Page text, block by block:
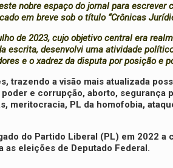
nobre espaço do jornal para
em breve sob o título “Crônicas
de 2023, cujo objetivo central era
escrita, desenvolvi uma atividade
e o xadrez da disputa por posição e
trazendo a visão mais atualizada
e corrupção, aborto, segurança
meritocracia, PL da homofobia,
do Partido Liberal (PL) em 2022 a
as eleições de Deputado Federal.